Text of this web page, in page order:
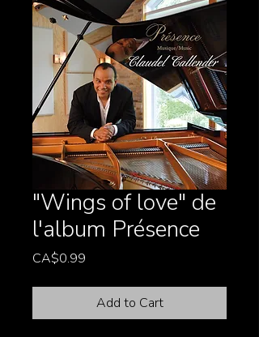
"Wings of love" de
l'album Présence
CA$0.99
Add to Cart